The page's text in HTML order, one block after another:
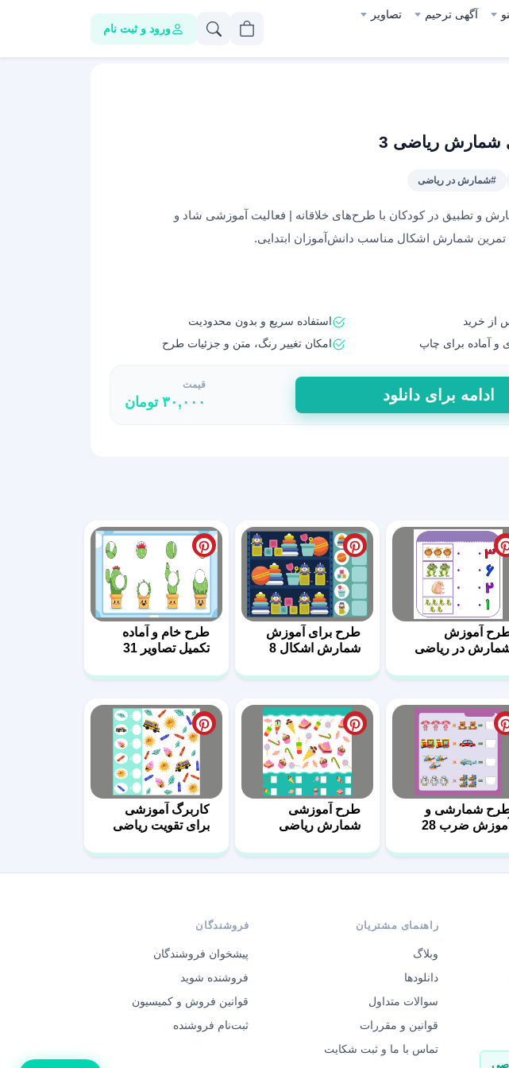
آگهی ترحیم تصاویر
ورود و ثبت نام
شمارش ریاضی 3
#شمارش در ریاضی
و تطبیق در کودکان با طرح‌های خلاقانه | فعالیت آموزشی شاد و
تمرین شمارش اشکال مناسب دانش‌آموزان ابتدایی.
از خرید
استفاده سریع و بدون محدودیت
آماده برای چاپ
امکان تغییر رنگ، متن و جزئیات طرح
ادامه برای دانلود
قیمت
۳۰,۰۰۰ تومان
آموزش
در ریاضی
طرح برای آموزش
شمارش اشکال 8
طرح خام و آماده
تکمیل تصاویر 31
شمارشی و
آموزش ضرب 28
طرح آموزشی
شمارش ریاضی
کاربرگ‌ آموزشی
برای تقویت ریاضی
راهنمای مشتریان
وبلاگ
دانلودها
سوالات متداول
قوانین و مقررات
تماس با ما و ثبت شکایت
فروشندگان
پیشخوان فروشندگان
فروشنده شوید
قوانین فروش و کمیسیون
ثبت‌نام فروشنده